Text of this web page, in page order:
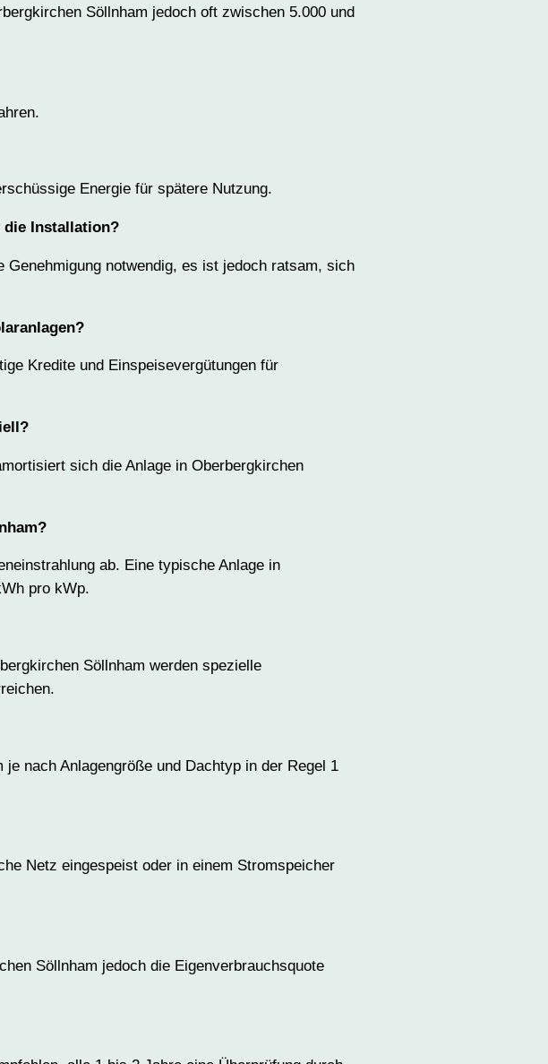
Söllnham jedoch oft zwischen 5.000 und
Energie für spätere Nutzung.
die Installation?
notwendig, es ist jedoch ratsam, sich
Kredite und Einspeisevergütungen für
sich die Anlage in Oberbergkirchen
ab. Eine typische Anlage in
pro kWp.
Söllnham werden spezielle
nach Anlagengröße und Dachtyp in der Regel 1
Netz eingespeist oder in einem Stromspeicher
Söllnham jedoch die Eigenverbrauchsquote